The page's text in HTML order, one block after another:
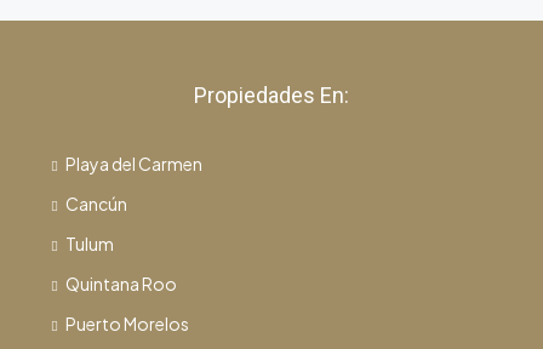
Propiedades En:
Playa del Carmen
Cancún
Tulum
Quintana Roo
Puerto Morelos